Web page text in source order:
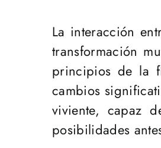
La interacción
transformación
principios de la
cambios
viviente, capaz
posibilidades